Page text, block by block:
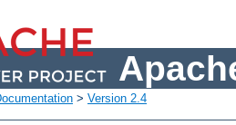
> Version 2.4